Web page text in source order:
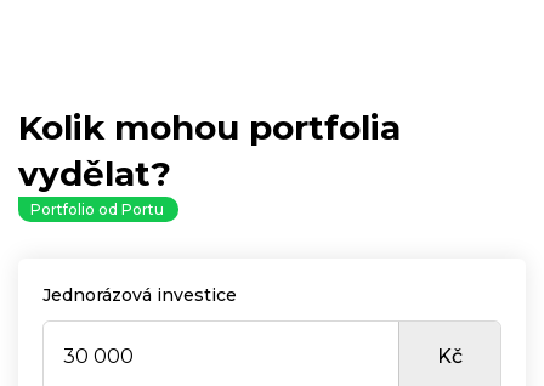
Kolik mohou portfolia
vydělat?
Portfolio od Portu
Jednorázová investice
Kč